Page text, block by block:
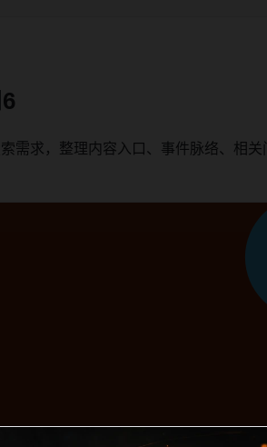
求，整理内容入口、事件脉络、相关